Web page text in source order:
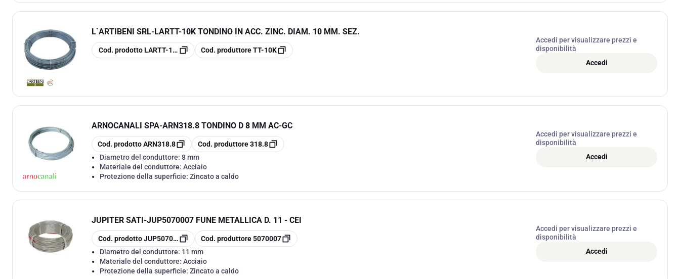
L`ARTIBENI SRL-LARTT-10K TONDINO IN ACC. ZINC. DIAM. 10 MM. SEZ.
copia
Cod. prodottoLARTT-10K copia
Cod. produttoreTT-10K
Accedi per visualizzare prezzi e
disponibilità
Accedi
ARNOCANALI SPA-ARN318.8 TONDINO D 8 MM AC-GC
copia
Cod. prodottoARN318.8 copia
Cod. produttore318.8
Diametro del conduttore: 8 mm
Materiale del conduttore: Acciaio
Protezione della superficie: Zincato a caldo
Accedi per visualizzare prezzi e
disponibilità
Accedi
JUPITER SATI-JUP5070007 FUNE METALLICA D. 11 - CEI
copia
Cod. prodottoJUP5070007 copia
Cod. produttore5070007
Diametro del conduttore: 11 mm
Materiale del conduttore: Acciaio
Protezione della superficie: Zincato a caldo
Accedi per visualizzare prezzi e
disponibilità
Accedi